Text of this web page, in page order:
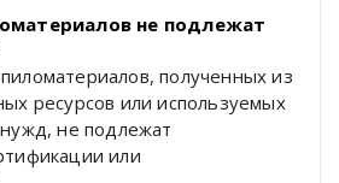
не подлежат
полученных из
ресурсов или используемых
не подлежат
или